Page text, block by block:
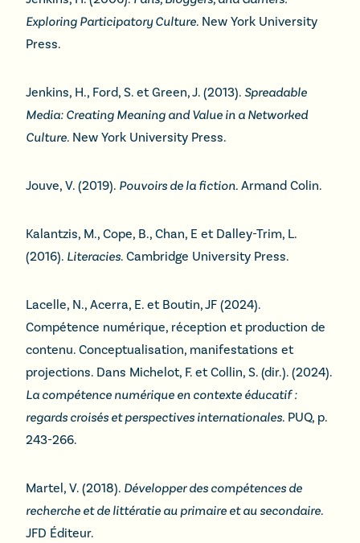
Exploring Participatory Culture. New York University
Press.
Jenkins, H., Ford, S. et Green, J. (2013). Spreadable
Media: Creating Meaning and Value in a Networked
Culture. New York University Press.
Jouve, V. (2019). Pouvoirs de la fiction. Armand Colin.
Kalantzis, M., Cope, B., Chan, E et Dalley-Trim, L.
(2016). Literacies. Cambridge University Press.
Lacelle, N., Acerra, E. et Boutin, JF (2024).
Compétence numérique, réception et production de
contenu. Conceptualisation, manifestations et
projections. Dans Michelot, F. et Collin, S. (dir.). (2024).
La compétence numérique en contexte éducatif :
regards croisés et perspectives internationales. PUQ, p.
243-266.
Martel, V. (2018). Développer des compétences de
recherche et de littératie au primaire et au secondaire.
JFD Éditeur.